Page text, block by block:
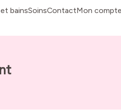
bainsSoinsContactMon compte